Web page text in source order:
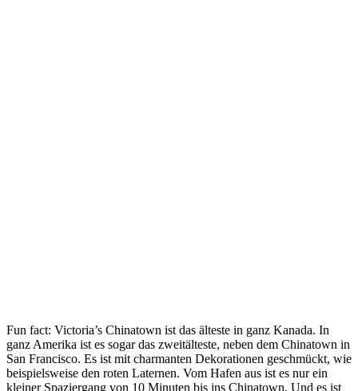
Fun fact: Victoria’s Chinatown ist das älteste in ganz Kanada. In
ganz Amerika ist es sogar das zweitälteste, neben dem Chinatown in
San Francisco. Es ist mit charmanten Dekorationen geschmückt, wie
beispielsweise den roten Laternen. Vom Hafen aus ist es nur ein
kleiner Spaziergang von 10 Minuten bis ins Chinatown. Und es ist